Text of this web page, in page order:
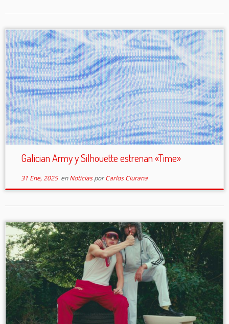
Galician Army y Silhouette estrenan «Time»
31 Ene, 2025enNoticiasporCarlos Ciurana